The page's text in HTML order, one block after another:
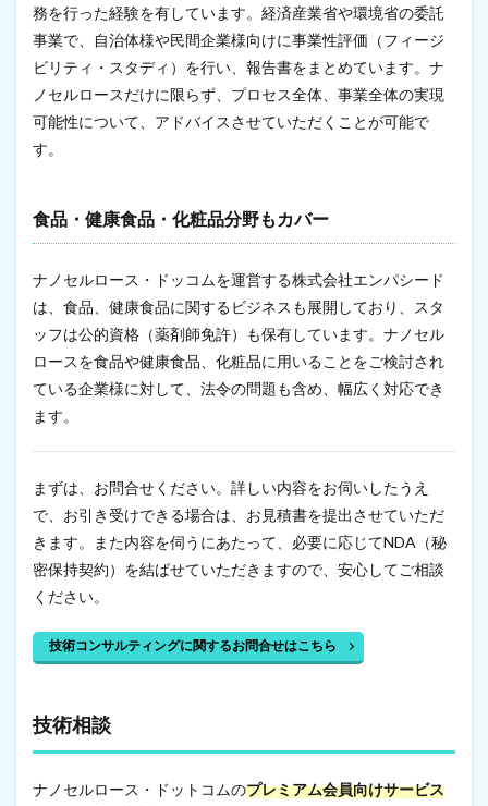
務を行った経験を有しています。経済産業省や環境省の委託
事業で、自治体様や民間企業様向けに事業性評価（フィージ
ビリティ・スタディ）を行い、報告書をまとめています。ナ
ノセルロースだけに限らず、プロセス全体、事業全体の実現
可能性について、アドバイスさせていただくことが可能で
す。
食品・健康食品・化粧品分野もカバー
ナノセルロース・ドッコムを運営する株式会社エンパシード
は、食品、健康食品に関するビジネスも展開しており、スタ
ッフは公的資格（薬剤師免許）も保有しています。ナノセル
ロースを食品や健康食品、化粧品に用いることをご検討され
ている企業様に対して、法令の問題も含め、幅広く対応でき
ます。
まずは、お問合せください。詳しい内容をお伺いしたうえ
で、お引き受けできる場合は、お見積書を提出させていただ
きます。また内容を伺うにあたって、必要に応じてNDA（秘
密保持契約）を結ばせていただきますので、安心してご相談
ください。
技術コンサルティングに関するお問合せはこちら
技術相談
ナノセルロース・ドットコムのプレミアム会員向けサービス